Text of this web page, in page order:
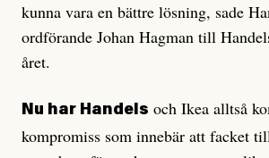
kunna vara en bättre lösning, sade
ordförande Johan Hagman till
året.
Nu har Handels och Ikea alltså
kompromiss som innebär att facket